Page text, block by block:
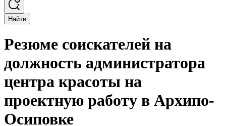
Найти
Резюме соискателей на
должность администратора
центра красоты на
проектную работу в Архипо-
Осиповке